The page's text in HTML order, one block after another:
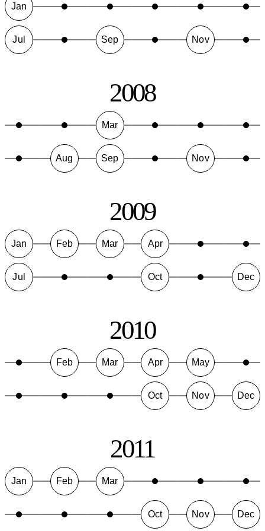
Jan
Jul Sep Nov
2008
Mar
Aug Sep Nov
2009
Jan Feb Mar Apr
Jul Oct Dec
2010
Feb Mar Apr May
Oct Nov Dec
2011
Jan Feb Mar
Oct Nov Dec